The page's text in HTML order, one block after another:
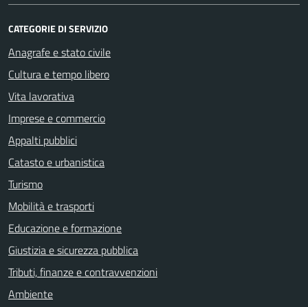
CATEGORIE DI SERVIZIO
Anagrafe e stato civile
Cultura e tempo libero
Vita lavorativa
Imprese e commercio
Appalti pubblici
Catasto e urbanistica
Turismo
Mobilità e trasporti
Educazione e formazione
Giustizia e sicurezza pubblica
Tributi, finanze e contravvenzioni
Ambiente